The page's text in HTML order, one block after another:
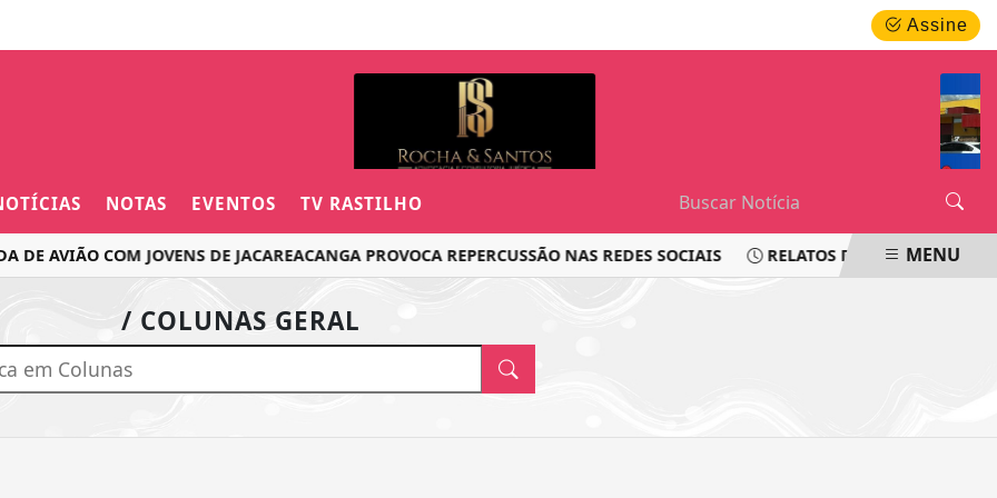
Assine
NOTAS EVENTOS TV RASTILHO
AVIÃO COM JOVENS DE JACAREACANGA PROVOCA REPERCUSSÃO NAS REDES SOCIAIS RELATOS DE PASSAGEIROS
MENU
/ COLUNAS GERAL